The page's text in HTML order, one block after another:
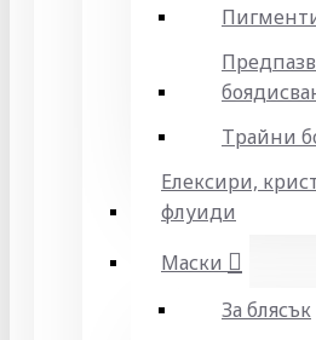
Трайни
Елексири,
флуиди
Маски
За блясък